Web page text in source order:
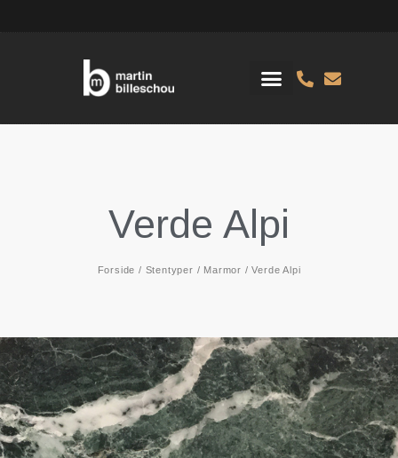
Verde Alpi
Forside / Stentyper / Marmor / Verde Alpi